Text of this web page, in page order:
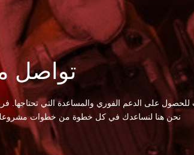
تواصل
للحصول على الدعم الفوري والمساعدة التي تحتاجها.
نحن هنا لنساعدك في كل خطوة من خطوات مشروعك،